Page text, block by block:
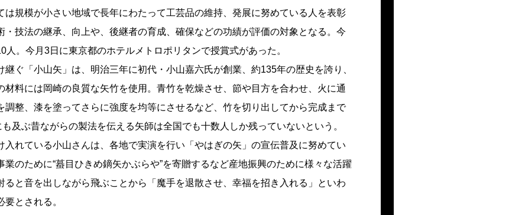
規模が小さい地域で長年にわたって工芸品の維持、発展に努めている人を表彰
・技法の継承、向上や、後継者の育成、確保などの功績が評価の対象となる。今
人。今月3日に東京都のホテルメトロポリタンで授賞式があった。
ぐ「小山矢」は、明治三年に初代・小山嘉六氏が創業、約135年の歴史を誇り、
材料には岡崎の良質な矢竹を使用。青竹を乾燥させ、節や目方を合わせ、火に通
調整、漆を塗ってさらに強度を均等にさせるなど、竹を切り出してから完成まで
及ぶ昔ながらの製法を伝える矢師は全国でも十数人しか残っていないという。
れている小山さんは、各地で実演を行い「やはぎの矢」の宣伝普及に努めてい
業のために“蟇目ひきめ鏑矢かぶらや”を寄贈するなど産地振興のために様々な活躍
ると音を出しながら飛ぶことから「魔手を退散させ、幸福を招き入れる」といわ
とされる。